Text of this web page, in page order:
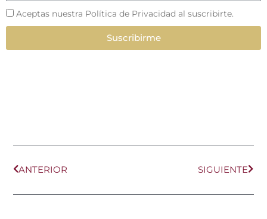
Aceptas nuestra Política de Privacidad al suscribirte.
Suscribirme
ANTERIOR
SIGUIENTE